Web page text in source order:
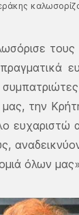
τους
την
όλων